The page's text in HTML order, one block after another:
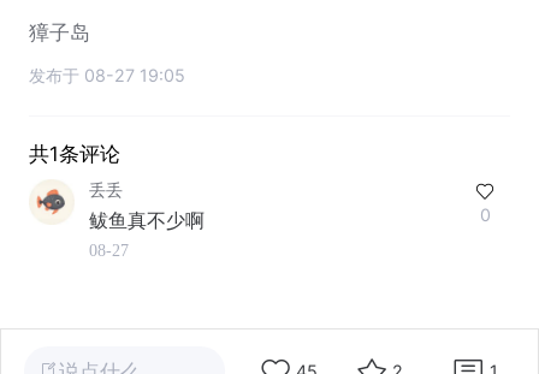
獐子岛
发布于 08-27 19:05
共1条评论
丢丢
鲅鱼真不少啊
08-27
0